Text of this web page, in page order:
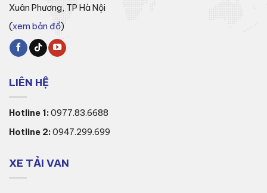
Xuân Phương, TP Hà Nội
(xem bản đồ)
LIÊN HỆ
Hotline 1:0977.83.6688
Hotline 2:0947.299.699
XE TẢI VAN